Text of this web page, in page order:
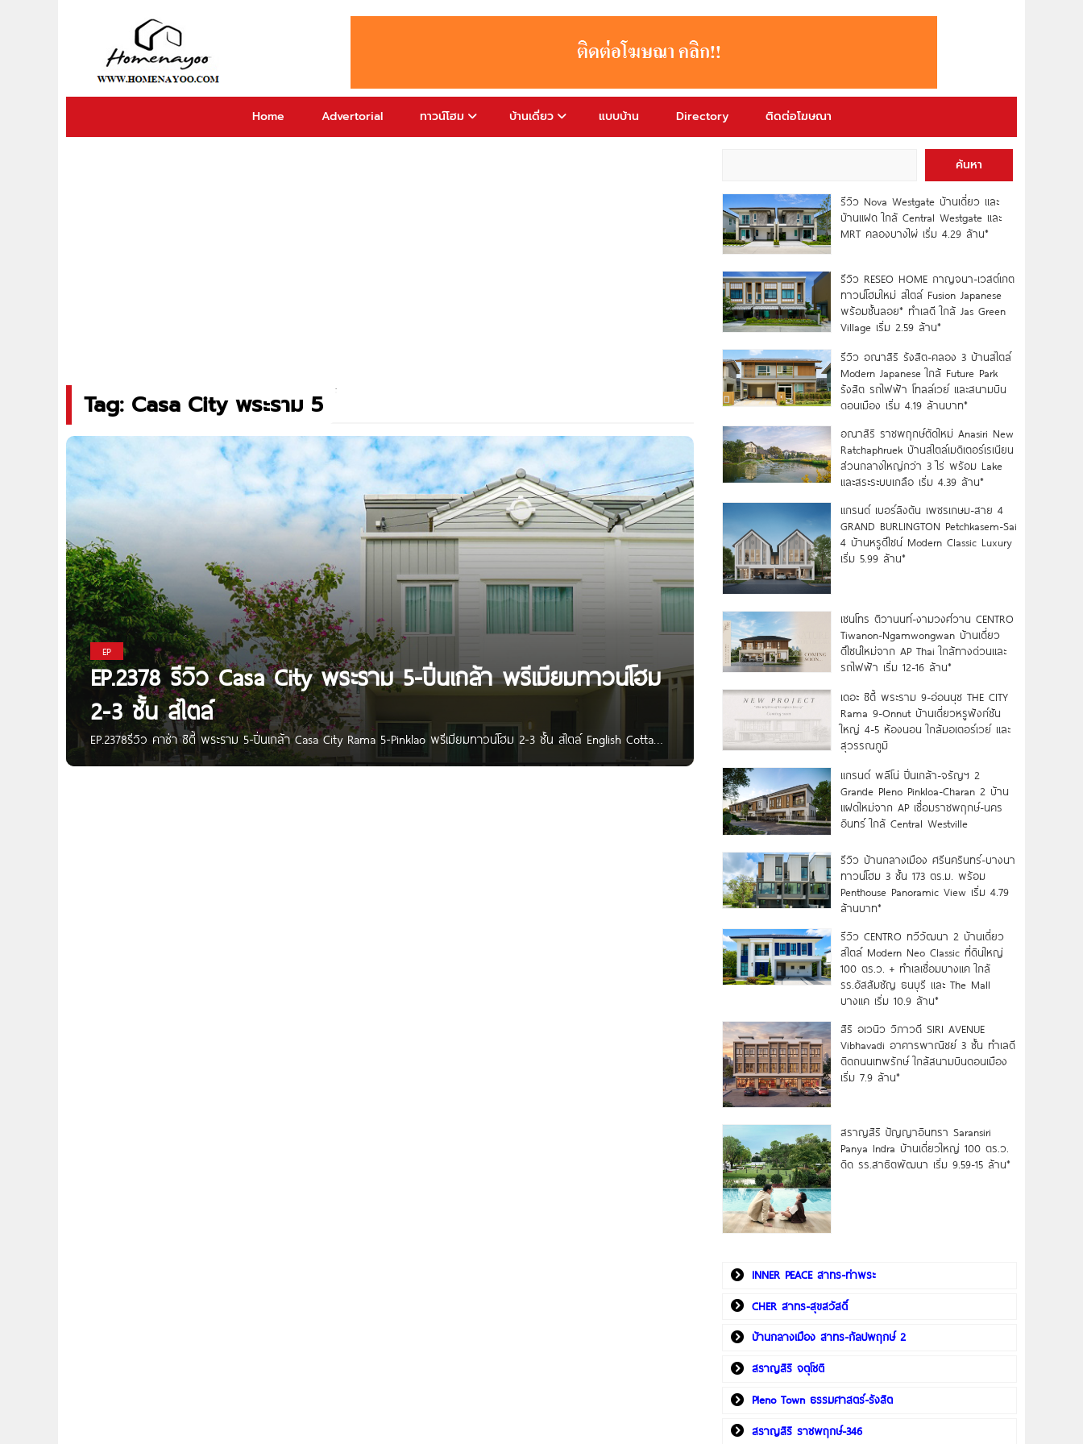
Home Advertorial ทาวน์โฮม บ้านเดี่ยว แบบบ้าน Directory ติดต่อโฆษณา
Tag: Casa City พระราม 5
EP
EP.2378 รีวิว Casa City พระราม 5-ปิ่นเกล้า พรีเมียมทาวน์โฮม
2-3 ชั้น สไตล์
EP.2378รีวิว คาซ่า ซิตี้ พระราม 5-ปิ่นเกล้า Casa City Rama 5-Pinklao พรีเมียมทาวน์โฮม 2-3 ชั้น สไตล์ English Cottage
พร้อมฟังก์ชัน Penthouse ทำเลดีใกล้ทางด่วน และรถไฟฟ้า 3 สาย เริ่ม 3.2 ล้านบาท* Written by : Nan Kanyaratthp
ค้นหา
รีวิว Nova Westgate บ้านเดี่ยว และ
บ้านแฝด ใกล้ Central Westgate และ
MRT คลองบางไผ่ เริ่ม 4.29 ล้าน*
รีวิว RESEO HOME กาญจนา-เวสต์เกต
ทาวน์โฮมใหม่ สไตล์ Fusion Japanese
พร้อมชั้นลอย* ทำเลดี ใกล้ Jas Green
Village เริ่ม 2.59 ล้าน*
รีวิว อณาสิริ รังสิต-คลอง 3 บ้านสไตล์
Modern Japanese ใกล้ Future Park
รังสิต รถไฟฟ้า โทลล์เวย์ และสนามบิน
ดอนเมือง เริ่ม 4.19 ล้านบาท*
อณาสิริ ราชพฤกษ์ตัดใหม่ Anasiri New
Ratchaphruek บ้านสไตล์เมดิเตอร์เรเนียน
ส่วนกลางใหญ่กว่า 3 ไร่ พร้อม Lake
และสระระบบเกลือ เริ่ม 4.39 ล้าน*
แกรนด์ เบอร์ลิงตัน เพชรเกษม-สาย 4
GRAND BURLINGTON Petchkasem-Sai
4 บ้านหรูดีไซน์ Modern Classic Luxury
เริ่ม 5.99 ล้าน*
เซนโทร ติวานนท์-งามวงศ์วาน CENTRO
Tiwanon-Ngamwongwan บ้านเดี่ยว
ดีไซน์ใหม่จาก AP Thai ใกล้ทางด่วนและ
รถไฟฟ้า เริ่ม 12-16 ล้าน*
เดอะ ซิตี้ พระราม 9-อ่อนนุช THE CITY
Rama 9-Onnut บ้านเดี่ยวหรูฟังก์ชัน
ใหญ่ 4-5 ห้องนอน ใกล้มอเตอร์เวย์ และ
สุวรรณภูมิ
แกรนด์ พลีโน่ ปิ่นเกล้า-จรัญฯ 2
Grande Pleno Pinkloa-Charan 2 บ้าน
แฝดใหม่จาก AP เชื่อมราชพฤกษ์-นคร
อินทร์ ใกล้ Central Westville
รีวิว บ้านกลางเมือง ศรีนครินทร์-บางนา
ทาวน์โฮม 3 ชั้น 173 ตร.ม. พร้อม
Penthouse Panoramic View เริ่ม 4.79
ล้านบาท*
รีวิว CENTRO ทวีวัฒนา 2 บ้านเดี่ยว
สไตล์ Modern Neo Classic ที่ดินใหญ่
100 ตร.ว. + ทำเลเชื่อมบางแค ใกล้
รร.อัสสัมชัญ ธนบุรี และ The Mall
บางแค เริ่ม 10.9 ล้าน*
สิริ อเวนิว วิภาวดี SIRI AVENUE
Vibhavadi อาคารพาณิชย์ 3 ชั้น ทำเลดี
ติดถนนเทพรักษ์ ใกล้สนามบินดอนเมือง
เริ่ม 7.9 ล้าน*
สราญสิริ ปัญญาอินทรา Saransiri
Panya Indra บ้านเดี่ยวใหญ่ 100 ตร.ว.
ดิด รร.สาธิตพัฒนา เริ่ม 9.59-15 ล้าน*
INNER PEACE สาทร-ท่าพระ
CHER สาทร-สุขสวัสดิ์
บ้านกลางเมือง สาทร-กัลปพฤกษ์ 2
สราญสิริ จตุโชติ
Pleno Town ธรรมศาสตร์-รังสิต
สราญสิริ ราชพฤกษ์-346